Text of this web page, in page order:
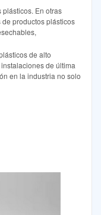
En otras
productos plásticos
de alto
de última
en la industria no solo